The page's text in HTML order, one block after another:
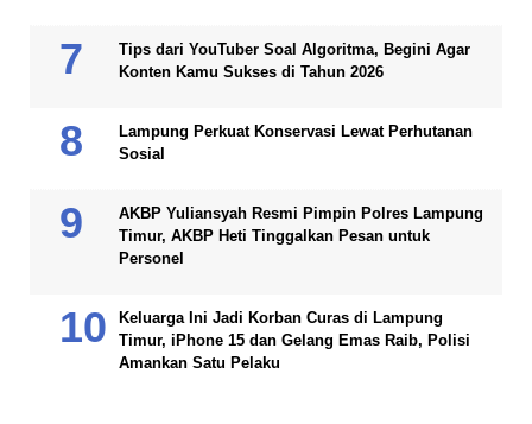
Tips dari YouTuber Soal Algoritma, Begini Agar
Konten Kamu Sukses di Tahun 2026
Lampung Perkuat Konservasi Lewat Perhutanan
Sosial
AKBP Yuliansyah Resmi Pimpin Polres Lampung
Timur, AKBP Heti Tinggalkan Pesan untuk
Personel
Keluarga Ini Jadi Korban Curas di Lampung
Timur, iPhone 15 dan Gelang Emas Raib, Polisi
Amankan Satu Pelaku